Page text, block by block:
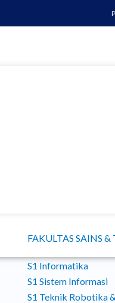
FAKULTAS SAINS
S1 Informatika
S1 Sistem Informasi
S1 Teknik Robotika